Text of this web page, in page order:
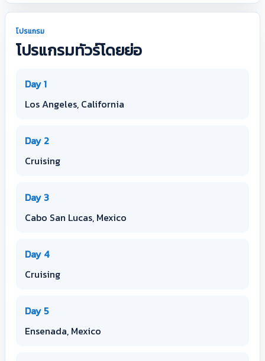
โปรแกรม
โปรแกรมทัวร์โดยย่อ
Day 1
Los Angeles, California
Day 2
Cruising
Day 3
Cabo San Lucas, Mexico
Day 4
Cruising
Day 5
Ensenada, Mexico